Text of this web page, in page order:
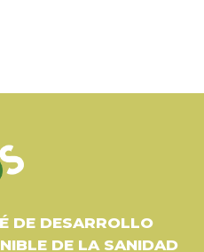
DE DESARROLLO
DE LA SANIDAD